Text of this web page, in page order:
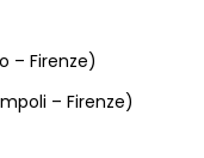
– Firenze)
– Firenze)